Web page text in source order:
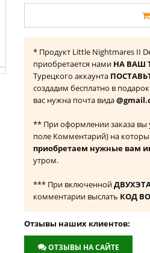
* Продукт Little Nightmares II
приобретается нами НА ВАШ
Турецкого аккаунта
создадим бесплатно в
вас нужна почта вида
** При оформлении заказа вы
поле Комментарий) на
приобретаем нужные вам
утром.
*** При включенной
комментарии выслать КОД
Отзывы наших клиентов:
ОТЗЫВЫ НА САЙТЕ